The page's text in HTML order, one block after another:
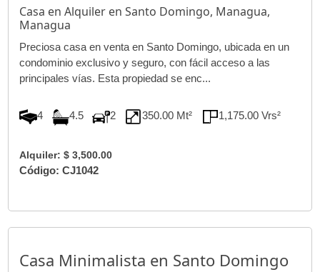
Casa en Alquiler en Santo Domingo, Managua,
Managua
Preciosa casa en venta en Santo Domingo, ubicada en un
condominio exclusivo y seguro, con fácil acceso a las
principales vías. Esta propiedad se enc...
4 4.5 2 350.00 Mt² 1,175.00 Vrs²
Alquiler: $ 3,500.00
Código: CJ1042
Casa Minimalista en Santo Domingo